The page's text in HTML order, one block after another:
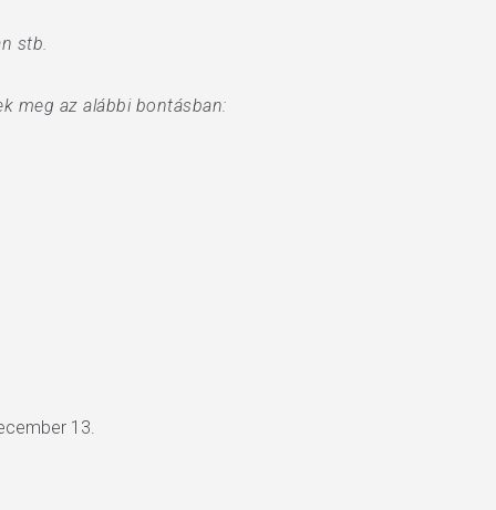
stb.
meg az alábbi bontásban:
13.